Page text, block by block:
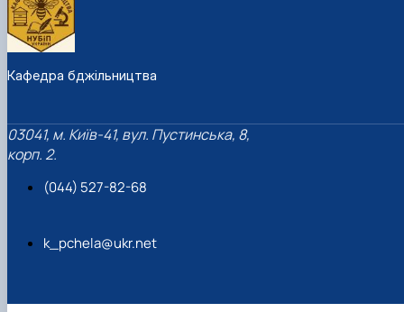
Кафедра бджільництва
03041, м. Київ-41, вул. Пустинська, 8,
корп. 2.
(044) 527-82-68
k_pchela@ukr.net